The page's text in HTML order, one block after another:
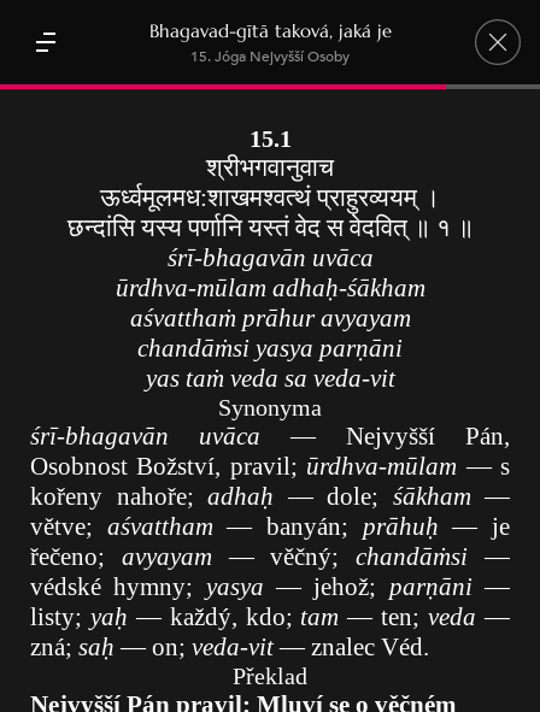
Kapitoly
Písmo
Zobrazenie
Stiahnuť
Obľúbené
Bhagavad-gītā taková, jaká je
15. Jóga Nejvyšší Osoby